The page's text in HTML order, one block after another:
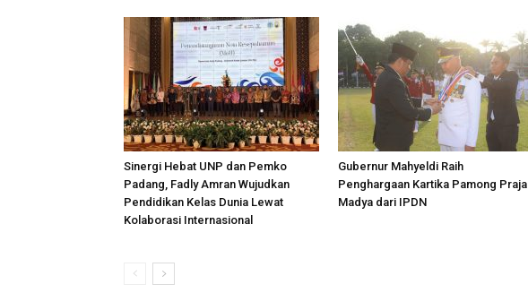
Sinergi Hebat UNP dan Pemko
Padang, Fadly Amran Wujudkan
Pendidikan Kelas Dunia Lewat
Kolaborasi Internasional
Gubernur Mahyeldi Raih
Penghargaan Kartika Pamong Praja
Madya dari IPDN